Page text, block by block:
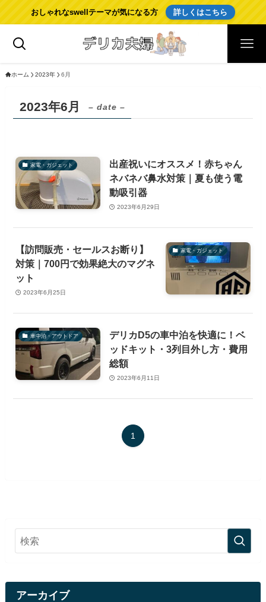
おしゃれなswellテーマが気になる方 詳しくはこちら
ホーム 2023年 6月
2023年6月 – date –
家電・ガジェット
出産祝いにオススメ！赤ちゃん
ネバネバ鼻水対策｜夏も使う電
動吸引器
2023年6月29日
家電・ガジェット
【訪問販売・セールスお断り】
対策｜700円で効果絶大のマグネ
ット
2023年6月25日
車中泊・アウトドア
デリカD5の車中泊を快適に！ベ
ッドキット・3列目外し方・費用
総額
2023年6月11日
1
アーカイブ